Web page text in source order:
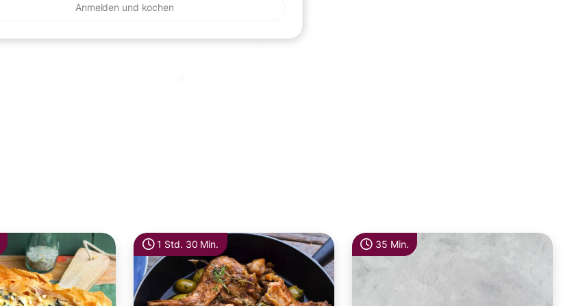
Anmelden und kochen
1 Std. 30 Min. 35 Min.